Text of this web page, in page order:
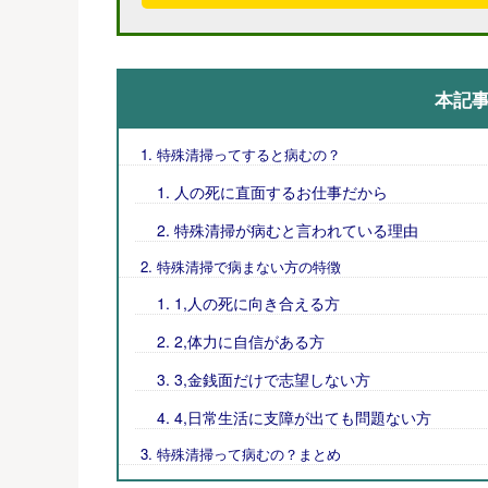
本記
特殊清掃ってすると病むの？
人の死に直面するお仕事だから
特殊清掃が病むと言われている理由
特殊清掃で病まない方の特徴
1,人の死に向き合える方
2,体力に自信がある方
3,金銭面だけで志望しない方
4,日常生活に支障が出ても問題ない方
特殊清掃って病むの？まとめ